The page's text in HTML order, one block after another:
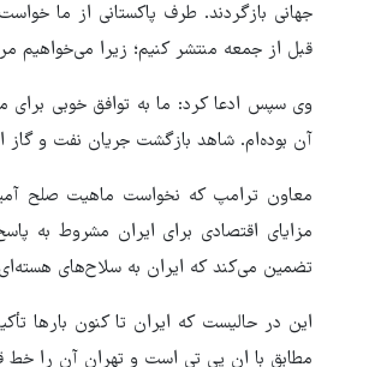
جهانی بازگردند. طرف پاکستانی از ما
قبل از جمعه منتشر کنیم؛ زیرا می‌خواهیم
وی سپس ادعا کرد: ما به توافق خوبی برای
آن بوده‌ام. شاهد بازگشت جریان نفت و
معاون ترامپ که نخواست ماهیت صلح آمیز
مزایای اقتصادی برای ایران مشروط به
تضمین می‌کند که ایران به سلاح‌های
این در حالیست که ایران تا کنون بارها
مطابق با ان پی تی است و تهران آن را خط
پوتین: چرا